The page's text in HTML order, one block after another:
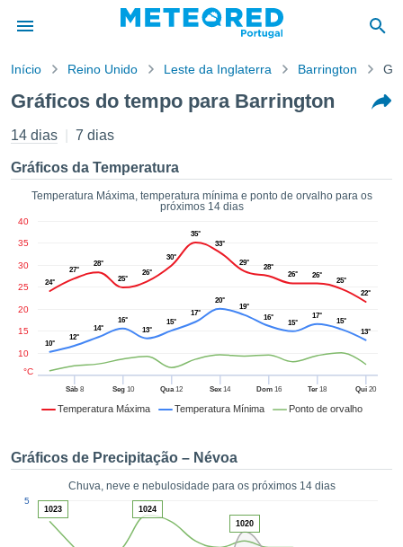
da
foi
por
para
que as
a este
das
opções:
e
forma
digital
fornecer-
ACEITAR
Início Reino Unido Leste da Inglaterra Barrington
Gráficos do tempo para Barrington
14 dias 7 dias
Gráficos da Temperatura
Temperatura Máxima, temperatura mínima e ponto de orvalho para os
próximos 14 dias
Temperatura Máxima Temperatura Mínima Ponto de orvalho
Sáb8 Seg10 Qua12 Sex 14 Dom16 Ter 18 Qui 20
10
15
20
25
30
35
40
°C
24°
27°
28°
25°
26°
30°
35°
33°
29°
28°
26°
26°
25°
22°
10°
12°
14°
16°
13°
15°
17°
20°
19°
16°
15°
17°
15°
13°
Gráficos de Precipitação – Névoa
Chuva, neve e nebulosidade para os próximos 14 dias
5
1023
1024
1020